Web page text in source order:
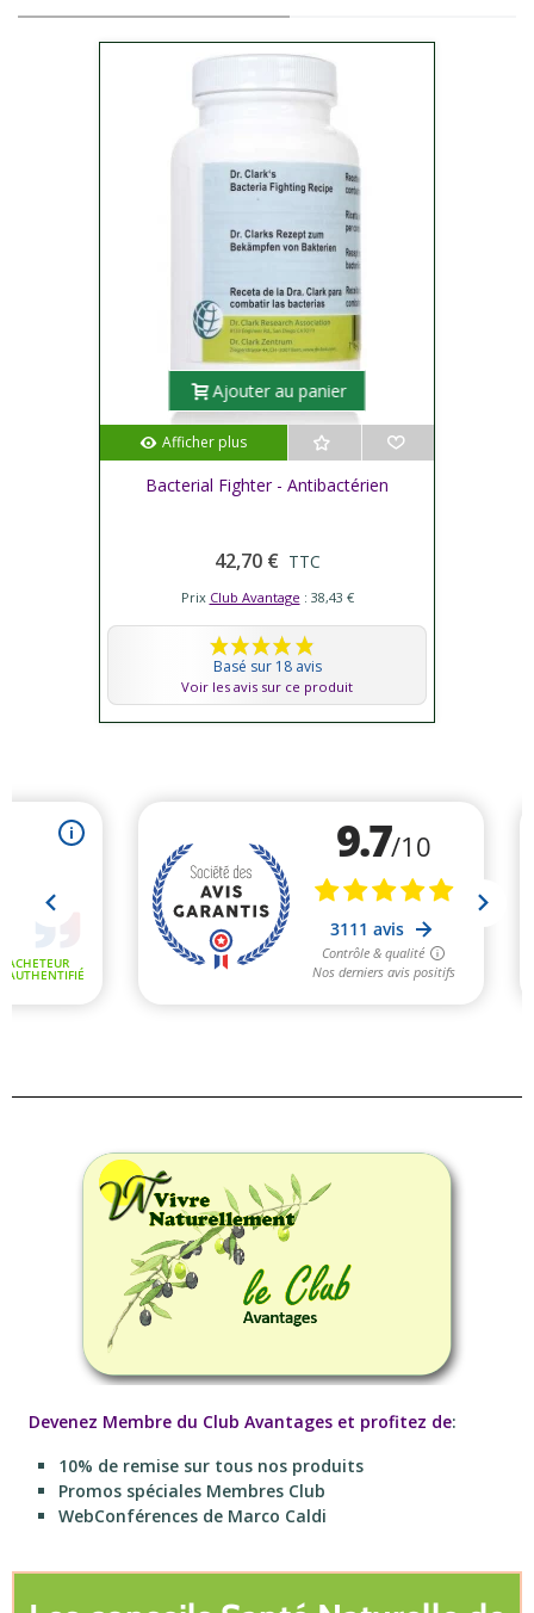
Ajouter au panier
Afficher plus
Bacterial Fighter - Antibactérien
42,70 € TTC
Prix Club Avantage : 38,43 €
Basé sur 18 avis
Voir les avis sur ce produit
Devenez Membre du Club Avantages et profitez de:
10% de remise sur tous nos produits
Promos spéciales Membres Club
WebConférences de Marco Caldi